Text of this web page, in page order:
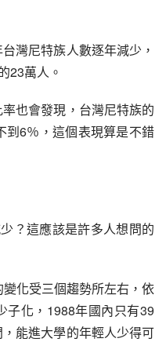
灣尼特族人數逐年減少，
23萬人。
也會發現，台灣尼特族的
到6％，這個表現算是不錯
？這應該是許多人想問的
化受三個趨勢所左右，依
子化，1988年國內只有39
能進大學的年輕人少得可